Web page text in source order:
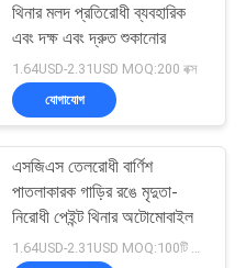
117
থিনার মলদ প্রতিরোধী ব্যবহারিক
এবং দক্ষ এবং দ্রুত শুকানোর
1.64USD-2.31USD MOQ:200 বক্স
যোগাযোগ
এসজিএস তেলরোধী বার্ণিশ
পাতলাকারক গাড়ির রঙে মৃদুতা-
নিরোধী পেইন্ট থিনার অটোমোবাইল